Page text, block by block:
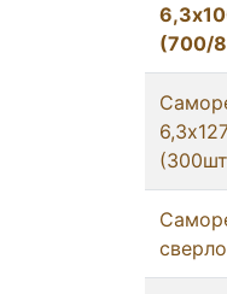
(700/